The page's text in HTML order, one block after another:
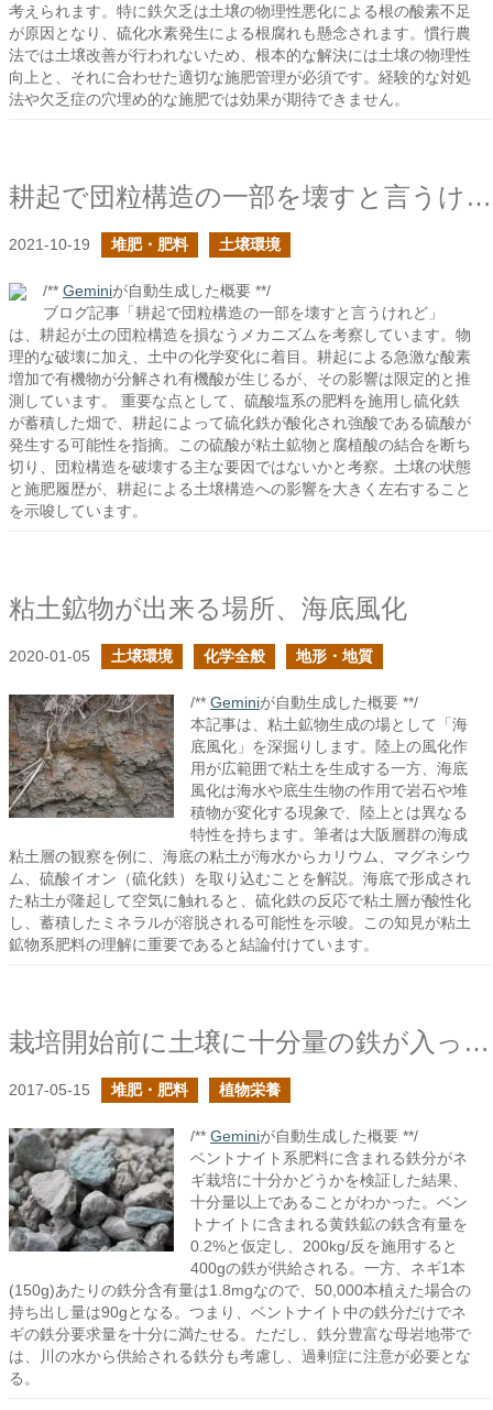
考えられます。特に鉄欠乏は土壌の物理性悪化による根の酸素不足
が原因となり、硫化水素発生による根腐れも懸念されます。慣行農
法では土壌改善が行われないため、根本的な解決には土壌の物理性
向上と、それに合わせた適切な施肥管理が必須です。経験的な対処
法や欠乏症の穴埋め的な施肥では効果が期待できません。
耕起で団粒構造の一部を壊すと言うけれど
2021-10-19 堆肥・肥料 土壌環境
/** Geminiが自動生成した概要 **/
ブログ記事「耕起で団粒構造の一部を壊すと言うけれど」
は、耕起が土の団粒構造を損なうメカニズムを考察しています。物
理的な破壊に加え、土中の化学変化に着目。耕起による急激な酸素
増加で有機物が分解され有機酸が生じるが、その影響は限定的と推
測しています。 重要な点として、硫酸塩系の肥料を施用し硫化鉄
が蓄積した畑で、耕起によって硫化鉄が酸化され強酸である硫酸が
発生する可能性を指摘。この硫酸が粘土鉱物と腐植酸の結合を断ち
切り、団粒構造を破壊する主な要因ではないかと考察。土壌の状態
と施肥履歴が、耕起による土壌構造への影響を大きく左右すること
を示唆しています。
粘土鉱物が出来る場所、海底風化
2020-01-05 土壌環境 化学全般 地形・地質
/** Geminiが自動生成した概要 **/
本記事は、粘土鉱物生成の場として「海
底風化」を深掘りします。陸上の風化作
用が広範囲で粘土を生成する一方、海底
風化は海水や底生生物の作用で岩石や堆
積物が変化する現象で、陸上とは異なる
特性を持ちます。筆者は大阪層群の海成
粘土層の観察を例に、海底の粘土が海水からカリウム、マグネシウ
ム、硫酸イオン（硫化鉄）を取り込むことを解説。海底で形成され
た粘土が隆起して空気に触れると、硫化鉄の反応で粘土層が酸性化
し、蓄積したミネラルが溶脱される可能性を示唆。この知見が粘土
鉱物系肥料の理解に重要であると結論付けています。
栽培開始前に土壌に十分量の鉄が入っているか？
2017-05-15 堆肥・肥料 植物栄養
/** Geminiが自動生成した概要 **/
ベントナイト系肥料に含まれる鉄分がネ
ギ栽培に十分かどうかを検証した結果、
十分量以上であることがわかった。ベン
トナイトに含まれる黄鉄鉱の鉄含有量を
0.2%と仮定し、200kg/反を施用すると
400gの鉄が供給される。一方、ネギ1本
(150g)あたりの鉄分含有量は1.8mgなので、50,000本植えた場合の
持ち出し量は90gとなる。つまり、ベントナイト中の鉄分だけでネ
ギの鉄分要求量を十分に満たせる。ただし、鉄分豊富な母岩地帯で
は、川の水から供給される鉄分も考慮し、過剰症に注意が必要とな
る。